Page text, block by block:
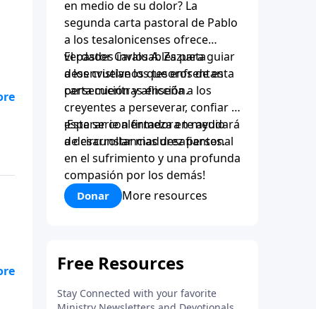
en medio de su dolor? La
segunda carta pastoral de Pablo
a los tesalonicenses ofrece
verdades invaluables para guiar
a los cristianos que enfrentan
persecución y aflicción.
El pastor Carlos A. Zazueta
desenvuelve los tesoros de esta
carta mientras enseña a los
creyentes a perseverar, confiar y
esperar con firmeza en medio
de circunstancias desafiantes.
¡Esta serie alentadora te ayudará
a desarrollar madurez personal
en el sufrimiento y una profunda
compasión por los demás!
Donar More resources